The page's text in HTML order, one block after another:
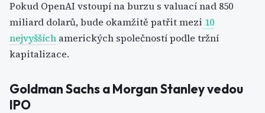
Pokud OpenAI vstoupí na burzu s valuací nad 850
miliard dolarů, bude okamžitě patřit mezi 10
nejvyšších amerických společností podle tržní
kapitalizace.
Goldman Sachs a Morgan Stanley vedou
IPO